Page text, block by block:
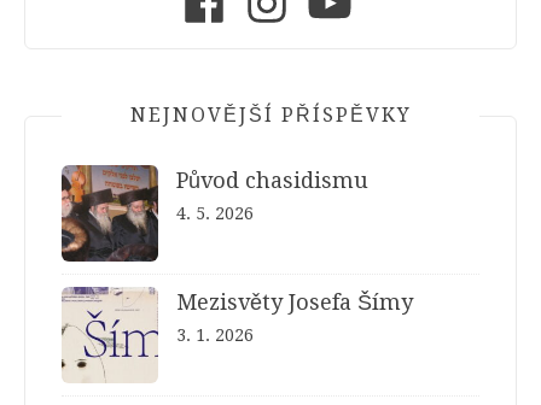
NEJNOVĚJŠÍ PŘÍSPĚVKY
Původ chasidismu
4. 5. 2026
Mezisvěty Josefa Šímy
3. 1. 2026